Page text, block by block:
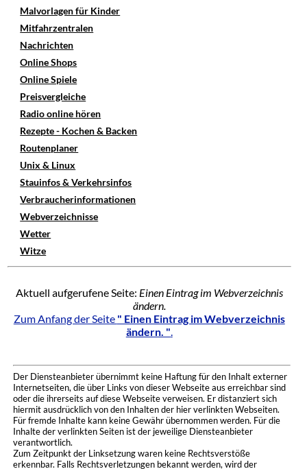
Malvorlagen für Kinder
Mitfahrzentralen
Nachrichten
Online Shops
Online Spiele
Preisvergleiche
Radio online hören
Rezepte - Kochen & Backen
Routenplaner
Unix & Linux
Stauinfos & Verkehrsinfos
Verbraucherinformationen
Webverzeichnisse
Wetter
Witze
Aktuell aufgerufene Seite: Einen Eintrag im Webverzeichnis
ändern.
Zum Anfang der Seite " Einen Eintrag im Webverzeichnis
ändern. ".
Der Diensteanbieter übernimmt keine Haftung für den Inhalt externer
Internetseiten, die über Links von dieser Webseite aus erreichbar sind
oder die ihrerseits auf diese Webseite verweisen. Er distanziert sich
hiermit ausdrücklich von den Inhalten der hier verlinkten Webseiten.
Für fremde Inhalte kann keine Gewähr übernommen werden. Für die
Inhalte der verlinkten Seiten ist der jeweilige Diensteanbieter
verantwortlich.
Zum Zeitpunkt der Linksetzung waren keine Rechtsverstöße
erkennbar. Falls Rechtsverletzungen bekannt werden, wird der